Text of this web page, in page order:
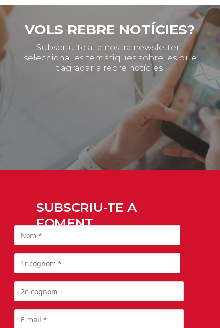
VOLS REBRE NOTÍCIES?
Subscriu-te a la nostra newsletter i
selecciona les temàtiques sobre les que
t’agradaria rebre notícies.
SUBSCRIU-TE A
FOMENT